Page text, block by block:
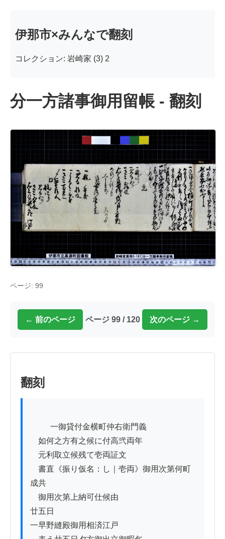
伊那市×みんなで翻刻
コレクション: 岩崎家 (3) 2
分一方諸事御用留帳 - 翻刻
ページ: 99
← 前のページ ページ 99 / 120 次のページ →
翻刻
如何之方有之候に付高弐両年
元利取立候残て壱両証文
書直《振り仮名：し｜壱両》御用次第何町
成共
御用次第上納可仕候由
廿五日
一早野縫殿御用相済江戸